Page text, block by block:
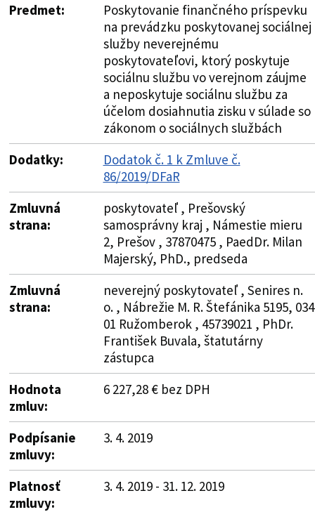
Predmet:
Poskytovanie finančného príspevku
na prevádzku poskytovanej sociálnej
služby neverejnému
poskytovateľovi, ktorý poskytuje
sociálnu službu vo verejnom záujme
a neposkytuje sociálnu službu za
účelom dosiahnutia zisku v súlade so
zákonom o sociálnych službách
Dodatky:
Dodatok č. 1 k Zmluve č.
86/2019/DFaR
Zmluvná
strana:
poskytovateľ , Prešovský
samosprávny kraj , Námestie mieru
2, Prešov , 37870475 , PaedDr. Milan
Majerský, PhD., predseda
Zmluvná
strana:
neverejný poskytovateľ , Senires n.
o. , Nábrežie M. R. Štefánika 5195, 034
01 Ružomberok , 45739021 , PhDr.
František Buvala, štatutárny
zástupca
Hodnota
zmluv:
6 227,28 € bez DPH
Podpísanie
zmluvy:
3. 4. 2019
Platnosť
zmluvy:
3. 4. 2019 - 31. 12. 2019